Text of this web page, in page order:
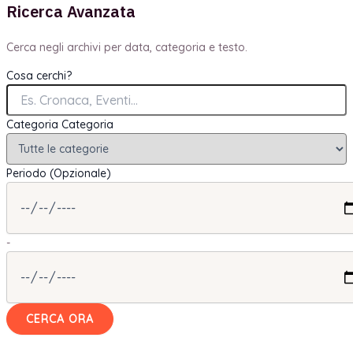
Ricerca Avanzata
Cerca negli archivi per data, categoria e testo.
Cosa cerchi?
Categoria Categoria
Periodo (Opzionale)
-
CERCA ORA